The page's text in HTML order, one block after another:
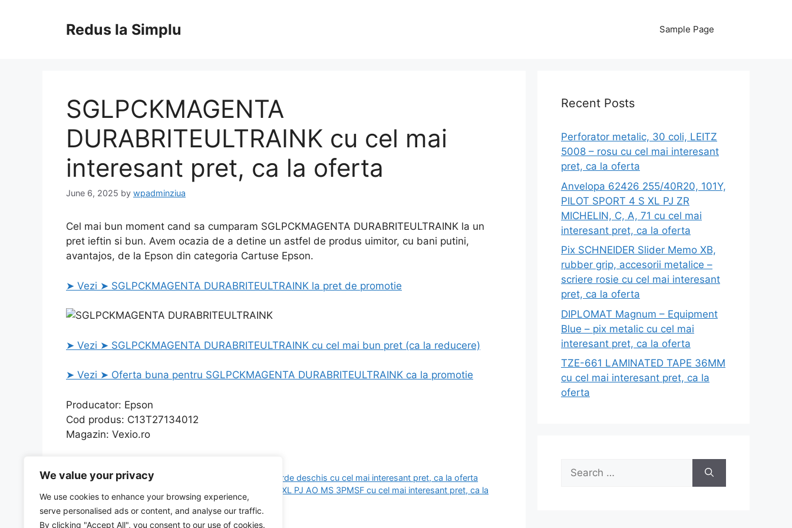
We value your privacy
We use cookies to enhance your browsing experience,
serve personalised ads or content, and analyse our traffic.
By clicking "Accept All", you consent to our use of cookies.
Redus la Simplu Sample Page
SGLPCKMAGENTA
DURABRITEULTRAINK cu cel mai
interesant pret, ca la oferta
June 6, 2025 by wpadminziua
Cel mai bun moment cand sa cumparam SGLPCKMAGENTA DURABRITEULTRAINK la un
pret ieftin si bun. Avem ocazia de a detine un astfel de produs uimitor, cu bani putini,
avantajos, de la Epson din categoria Cartuse Epson.
➤ Vezi ➤ SGLPCKMAGENTA DURABRITEULTRAINK la pret de promotie
➤ Vezi ➤ SGLPCKMAGENTA DURABRITEULTRAINK cu cel mai bun pret (ca la reducere)
➤ Vezi ➤ Oferta buna pentru SGLPCKMAGENTA DURABRITEULTRAINK ca la promotie
Producator: Epson
Cod produs: C13T27134012
Magazin: Vexio.ro
Capsator cu capsare plata, 30 coli, RAPID F30 – verde deschis cu cel mai interesant pret, ca la oferta
Anvelopa 225/50R18 99H WINTER SOTTOZERO 3 XL PJ AO MS 3PMSF cu cel mai interesant pret, ca la
oferta
Recent Posts
Perforator metalic, 30 coli, LEITZ
5008 – rosu cu cel mai interesant
pret, ca la oferta
Anvelopa 62426 255/40R20, 101Y,
PILOT SPORT 4 S XL PJ ZR
MICHELIN, C, A, 71 cu cel mai
interesant pret, ca la oferta
Pix SCHNEIDER Slider Memo XB,
rubber grip, accesorii metalice –
scriere rosie cu cel mai interesant
pret, ca la oferta
DIPLOMAT Magnum – Equipment
Blue – pix metalic cu cel mai
interesant pret, ca la oferta
TZE-661 LAMINATED TAPE 36MM
cu cel mai interesant pret, ca la
oferta
Search
for: